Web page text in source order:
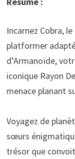
Incarnez Cobra,
platformer
d’Armanoïde,
iconique Rayon
menace planant
Voyagez de
sœurs
trésor que